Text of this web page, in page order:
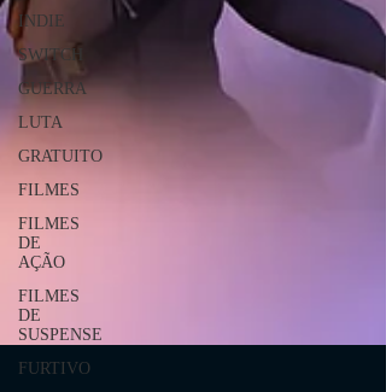
INDIE
SWITCH
GUERRA
LUTA
GRATUITO
FILMES
FILMES
DE
AÇÃO
FILMES
DE
SUSPENSE
FURTIVO